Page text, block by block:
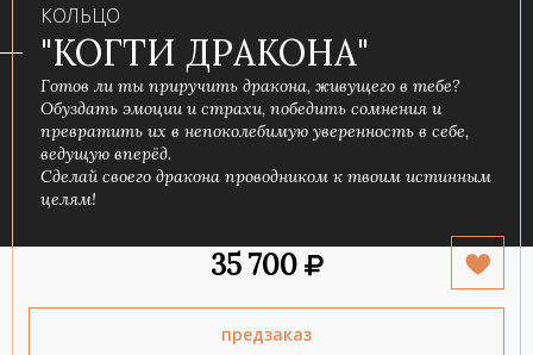
КОЛЬЦО
"КОГТИ ДРАКОНА"
Готов ли ты приручить дракона, живущего в тебе?
Обуздать эмоции и страхи, победить сомнения и
превратить их в непоколебимую уверенность в себе,
ведущую вперёд.
Сделай своего дракона проводником к твоим истинным
целям!
35 700
предзаказ